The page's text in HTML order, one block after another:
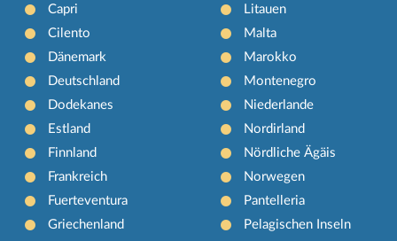
Capri
Cilento
Dänemark
Deutschland
Dodekanes
Estland
Finnland
Frankreich
Fuerteventura
Griechenland
Litauen
Malta
Marokko
Montenegro
Niederlande
Nordirland
Nördliche Ägäis
Norwegen
Pantelleria
Pelagischen Inseln